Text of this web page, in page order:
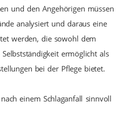
und den Angehörigen müssen
analysiert und daraus eine
werden, die sowohl dem
ermöglicht als
bei der Pflege bietet.
einem Schlaganfall sinnvoll